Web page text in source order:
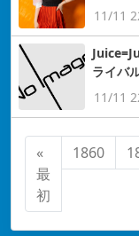
11/11
ライバ
11/11
«
最
初
1860